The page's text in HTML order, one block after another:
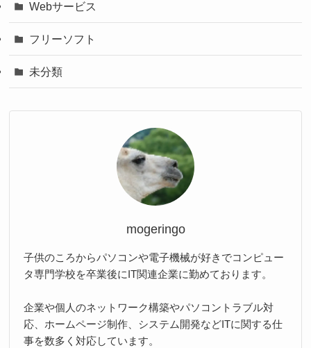
Webサービス
フリーソフト
未分類
mogeringo
子供のころからパソコンや電子機械が好きでコンピュー
タ専門学校を卒業後にIT関連企業に勤めております。
企業や個人のネットワーク構築やパソコントラブル対
応、ホームページ制作、システム開発などITに関する仕
事を数多く対応しています。